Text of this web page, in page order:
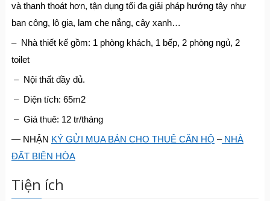
và thanh thoát hơn, tận dụng tối đa giải pháp hướng tây như
ban công, lô gia, lam che nắng, cây xanh…
– Nhà thiết kế gồm: 1 phòng khách, 1 bếp, 2 phòng ngủ, 2
toilet
– Nội thất đầy đủ.
– Diện tích: 65m2
– Giá thuê: 12 tr/tháng
— NHẬN KÝ GỬI MUA BÁN CHO THUÊ CĂN HỘ –NHÀ
ĐẤT BIÊN HÒA
Tiện ích